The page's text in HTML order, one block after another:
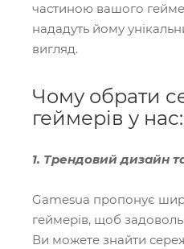
частиною вашого
нададуть йому
вигляд.
Чому обрати
геймерів у нас:
1. Трендовий дизайн
Gamesua пропонує
геймерів, щоб
Ви можете знайти